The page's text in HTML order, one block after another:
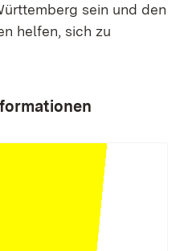
sein und den
helfen, sich zu